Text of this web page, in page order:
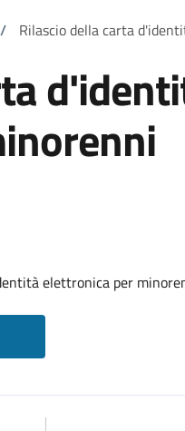
/ Rilascio della carta
elettronica per